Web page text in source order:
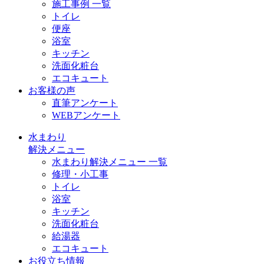
施工事例 一覧
トイレ
便座
浴室
キッチン
洗面化粧台
エコキュート
お客様の声
直筆アンケート
WEBアンケート
水まわり
解決メニュー
水まわり解決メニュー 一覧
修理・小工事
トイレ
浴室
キッチン
洗面化粧台
給湯器
エコキュート
お役立ち情報